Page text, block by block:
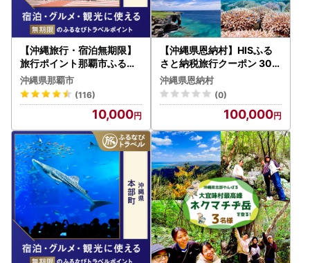
【沖縄旅行・宿泊無期限】
旅行ポイント那覇市ふるな
びトラベルポイント
沖縄県那覇市
(116)
10,000
【沖縄県恩納村】HISふる
さと納税旅行クーポン 30,0
00円分
沖縄県恩納村
(0)
100,000